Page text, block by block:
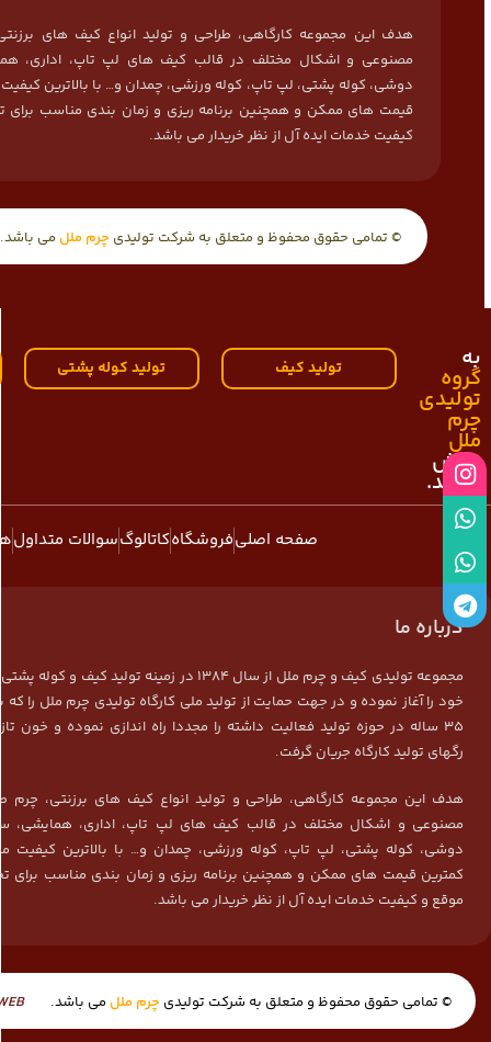
هدف این مجموعه کارگاهی، طراحی و تولید انواع کیف های
مصنوعی و اشکال مختلف در قالب کیف های لپ تاپ، اداری،
دوشی، کوله پشتی، لپ تاپ، کوله ورزشی، چمدان و… با بالاترین
قیمت های ممکن و همچنین برنامه ریزی و زمان بندی مناسب برای
کیفیت خدمات ایده آل از نظر خریدار می باشد.
© تمامی حقوق محفوظ و متعلق به شرکت تولیدی چرم ملل می باشد.
به
گروه
تولیدی
چرم
ملل
خوش
آمدید.
تولید کیف تولید کوله پشتی
صفحه اصلیفروشگاهکاتالوگسوالات متداول
درباره ما
مجموعه تولیدی کیف و چرم ملل از سال 1384 در زمینه تولید کیف و
خود را آغاز نموده و در جهت حمایت از تولید ملی کارگاه تولیدی چرم ملل را که
35 ساله در حوزه تولید فعالیت داشته را مجددا راه اندازی نموده و خون
رگهای تولید کارگاه جریان گرفت.
هدف این مجموعه کارگاهی، طراحی و تولید انواع کیف های برزنتی، چرم
مصنوعی و اشکال مختلف در قالب کیف های لپ تاپ، اداری، همایشی،
دوشی، کوله پشتی، لپ تاپ، کوله ورزشی، چمدان و… با بالاترین کیفیت
کمترین قیمت های ممکن و همچنین برنامه ریزی و زمان بندی مناسب برای
موقع و کیفیت خدمات ایده آل از نظر خریدار می باشد.
© تمامی حقوق محفوظ و متعلق به شرکت تولیدیچرم مللمی باشد.